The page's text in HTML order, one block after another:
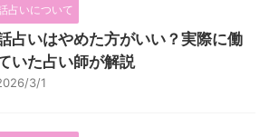
占いについて
占いはやめた方がいい？実際に働
いた占い師が解説
3/1